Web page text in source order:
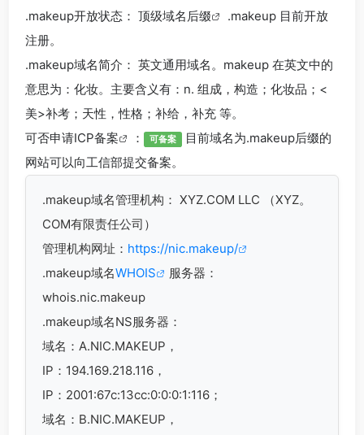
.makeup开放状态： 顶级域名后缀
.makeup 目前开放
注册。
.makeup域名简介： 英文通用域名。makeup 在英文中的
意思为：化妆。主要含义有：n. 组成，构造；化妆品；<
美>补考；天性，性格；补给，补充 等。
可否申请ICP备案 ： 可备案 目前域名为.makeup后缀的
网站可以向工信部提交备案。
.makeup域名管理机构： XYZ.COM LLC （XYZ。
COM有限责任公司）
管理机构网址： https://nic.makeup/
.makeup域名WHOIS
服务器：
whois.nic.makeup
.makeup域名NS服务器：
域名：A.NIC.MAKEUP，
IP：194.169.218.116，
IP：2001:67c:13cc:0:0:0:1:116；
域名：B.NIC.MAKEUP，